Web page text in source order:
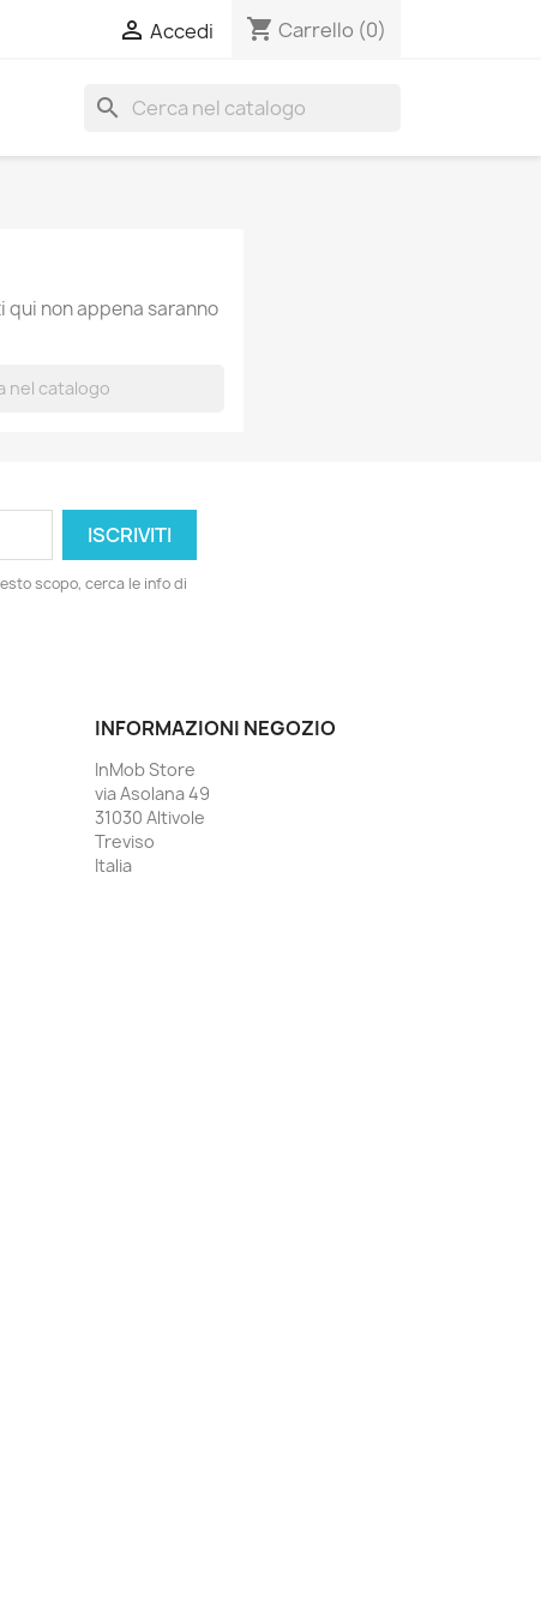
 Accedi shopping_cart Carrello (0)
search
non appena saranno
scopo, cerca le info di
INFORMAZIONI NEGOZIO
InMob Store
via Asolana 49
31030 Altivole
Treviso
Italia